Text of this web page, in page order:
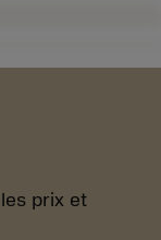
prix et